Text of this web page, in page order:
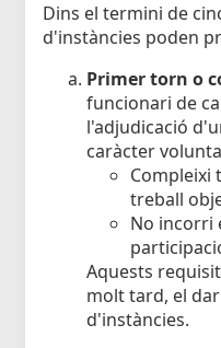
Dins el termini de
d'instàncies poden
Primer torn o
funcionari de
l'adjudicació
caràcter
Compleixi
treball
No incorri
Aquests
molt tard, el
d'instàncies.